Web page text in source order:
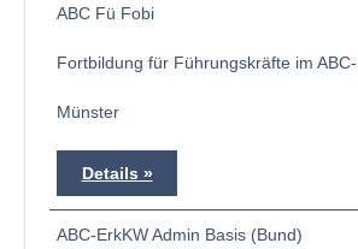
ABC Fü Fobi
Fortbildung für Führungskräfte im
Münster
Details
ABC-ErkKW Admin Basis (Bund)